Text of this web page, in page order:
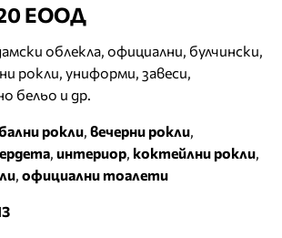
ЕООД
облекла, официални, булчински,
рокли, униформи, завеси,
бельо и др.
рокли вечерни рокли
интериор коктейлни рокли
официални тоалети